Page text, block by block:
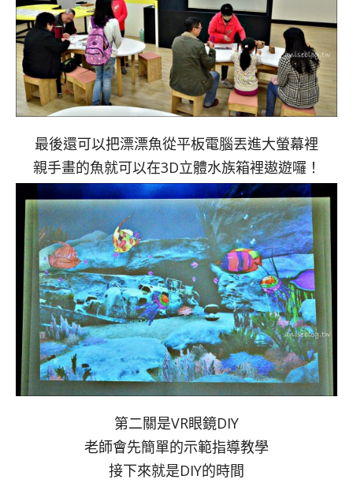
最後還可以把漂漂魚從平板電腦丟進大螢幕裡
親手畫的魚就可以在3D立體水族箱裡遨遊囉！
第二關是VR眼鏡DIY
老師會先簡單的示範指導教學
接下來就是DIY的時間